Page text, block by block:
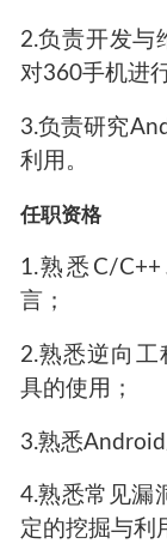
2.负责开发与
对360手机进
3.负责研究
利用。
任职资格
1.熟悉C/
言；
2.熟悉逆向工
具的使用；
3.熟悉
4.熟悉常见漏
定的挖掘与利